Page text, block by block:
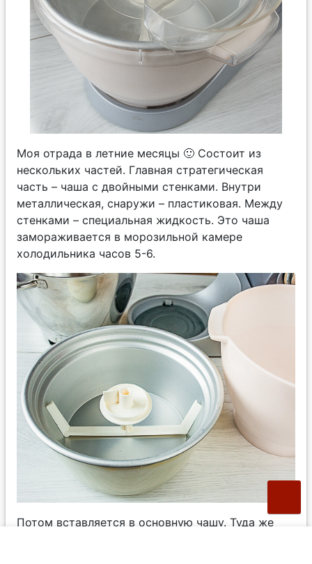
Моя отрада в летние месяцы 🙂 Состоит из
нескольких частей. Главная стратегическая
часть – чаша с двойными стенками. Внутри
металлическая, снаружи – пластиковая. Между
стенками – специальная жидкость. Это чаша
замораживается в морозильной камере
холодильника часов 5-6.
Потом вставляется в основную чашу. Туда же